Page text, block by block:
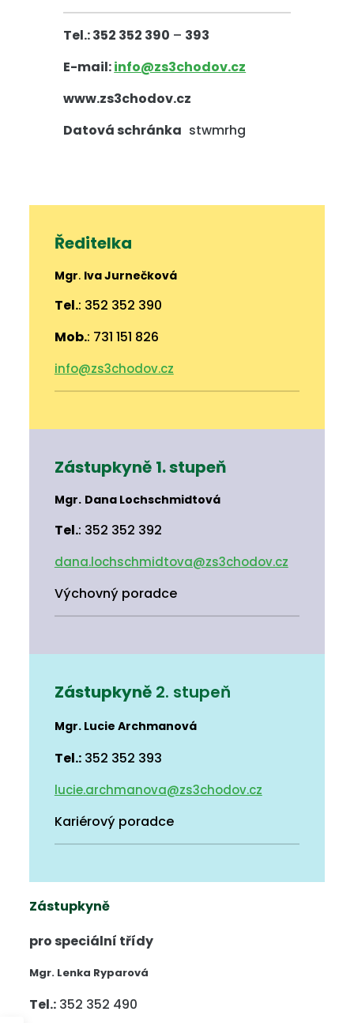
Tel.: 352 352 390 – 393
E-mail:info@zs3chodov.cz
www.zs3chodov.cz
Datová schránka stwmrhg
Ředitelka
Mgr. Iva Jurnečková
Tel.: 352 352 390
Mob.: 731 151 826
info@zs3chodov.cz
Zástupkyně 1. stupeň
Mgr. Dana Lochschmidtová
Tel.: 352 352 392
dana.lochschmidtova@zs3chodov.cz
Výchovný poradce
Zástupkyně2. stupeň
Mgr. Lucie Archmanová
Tel.:352 352 393
lucie.archmanova@zs3chodov.cz
Kariérový poradce
Zástupkyně
pro speciální třídy
Mgr. Lenka Ryparová
Tel.:352 352 490